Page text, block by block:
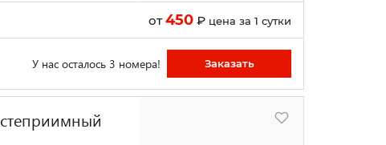
от450₽ цена за 1 сутки
У нас осталось 3 номера! Заказать